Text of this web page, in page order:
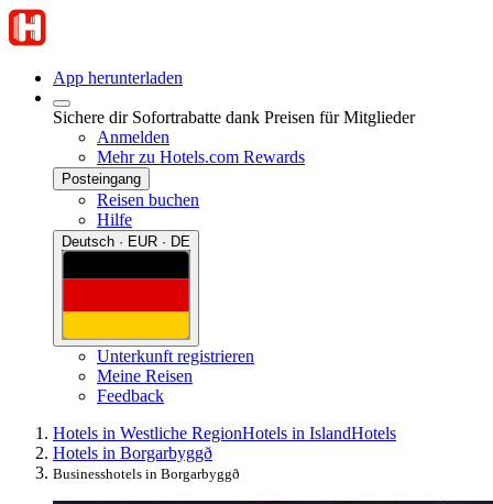
App herunterladen
Sichere dir Sofortrabatte dank Preisen für Mitglieder
Anmelden
Mehr zu Hotels.com Rewards
Posteingang
Reisen buchen
Hilfe
Deutsch · EUR · DE
Unterkunft registrieren
Meine Reisen
Feedback
Hotels in Westliche RegionHotels in IslandHotels
Hotels in Borgarbyggð
Businesshotels in Borgarbyggð